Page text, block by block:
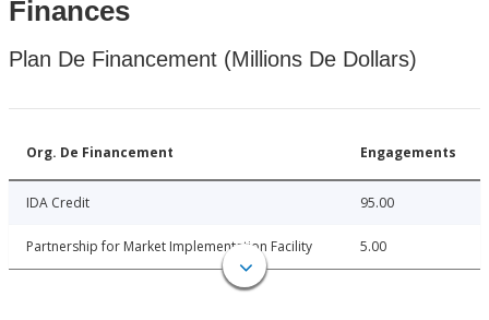
Finances
Plan De Financement (Millions De Dollars)
Org. De Financement Engagements
IDA Credit 95.00
Partnership for Market Implementation Facility 5.00